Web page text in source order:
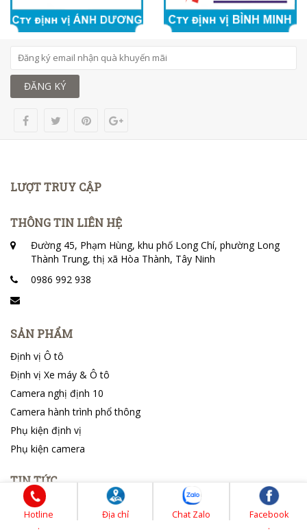
ĐĂNG KÝ
LƯỢT TRUY CẬP
THÔNG TIN LIÊN HỆ
Đường 45, Phạm Hùng, khu phố Long Chí, phường Long
Thành Trung, thị xã Hòa Thành, Tây Ninh
0986 992 938
SẢN PHẨM
Định vị Ô tô
Định vị Xe máy & Ô tô
Camera nghị định 10
Camera hành trình phổ thông
Phụ kiện định vị
Phụ kiện camera
TIN TỨC
Nhật ký lắp đặt
Tin tổng hợp
Hotline
.
Địa chỉ Chat Zalo
Facebook
.